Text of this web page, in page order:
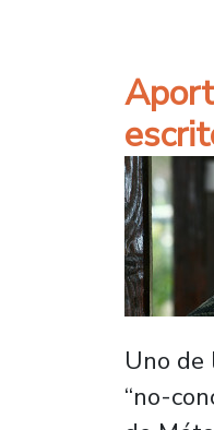
Uno de
“no-